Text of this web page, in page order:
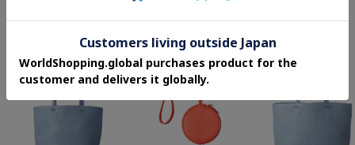
#上質な本革アイテム